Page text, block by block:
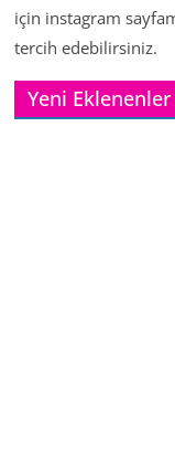
için instagram
tercih edebilirsiniz.
Yeni Eklenenler